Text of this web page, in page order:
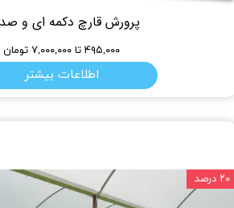
پرورش قارچ دکمه ای و
۴۹۵,۰۰۰ تا ۷,۰۰۰,۰۰۰ تومان
اطلاعات بیشتر
۲۰ درصد